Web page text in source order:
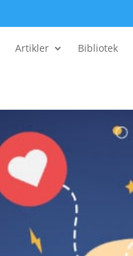
Artikler Bibliotek